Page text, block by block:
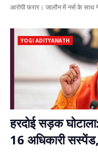
आरोपी फरार। जालौन में नर्स के साथ
YOGI ADITYANATH
हरदोई सड़क
16 अधिकारी